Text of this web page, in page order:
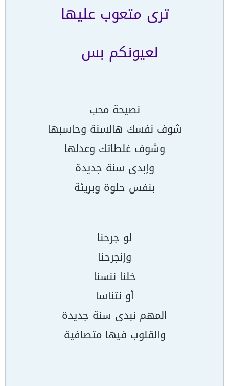
ترى متعوب عليها
لعيونكم بس
نصيحة محب
شوف نفسك هالسنة وحاسبها
وشوف غلطاتك وعدلها
وإبدى سنة جديدة
بنفس حلوة وبريئة
لو جرحنا
وإنجرحنا
خلنا ننسنا
أو نتناسا
المهم نبدى سنة جديدة
والقلوب فيها متصافية